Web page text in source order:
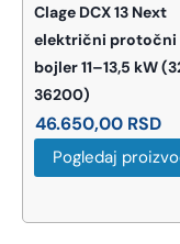
Clage DCX 13 Next
električni protočni
bojler 11–13,5 kW
36200)
46.650,00 RSD
Pogledaj